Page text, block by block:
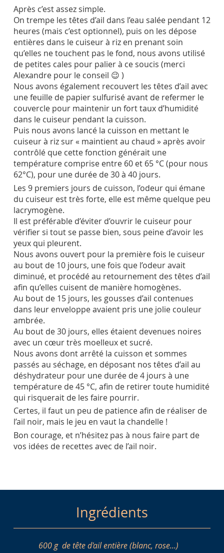
Après c’est assez simple.
On trempe les têtes d’ail dans l’eau salée pendant 12
heures (mais c’est optionnel), puis on les dépose
entières dans le cuiseur à riz en prenant soin
qu’elles ne touchent pas le fond, nous avons utilisé
de petites cales pour palier à ce soucis (merci
Alexandre pour le conseil 😉 )
Nous avons également recouvert les têtes d’ail avec
une feuille de papier sulfurisé avant de refermer le
couvercle pour maintenir un fort taux d’humidité
dans le cuiseur pendant la cuisson.
Puis nous avons lancé la cuisson en mettant le
cuiseur à riz sur « maintient au chaud » après avoir
contrôlé que cette fonction générait une
température comprise entre 60 et 65 °C (pour nous
62°C), pour une durée de 30 à 40 jours.
Les 9 premiers jours de cuisson, l’odeur qui émane
du cuiseur est très forte, elle est même quelque peu
lacrymogène.
Il est préférable d’éviter d’ouvrir le cuiseur pour
vérifier si tout se passe bien, sous peine d’avoir les
yeux qui pleurent.
Nous avons ouvert pour la première fois le cuiseur
au bout de 10 jours, une fois que l’odeur avait
diminué, et procédé au retournement des têtes d’ail
afin qu’elles cuisent de manière homogènes.
Au bout de 15 jours, les gousses d’ail contenues
dans leur enveloppe avaient pris une jolie couleur
ambrée.
Au bout de 30 jours, elles étaient devenues noires
avec un cœur très moelleux et sucré.
Nous avons dont arrêté la cuisson et sommes
passés au séchage, en déposant nos têtes d’ail au
déshydrateur pour une durée de 4 jours à une
température de 45 °C, afin de retirer toute humidité
qui risquerait de les faire pourrir.
Certes, il faut un peu de patience afin de réaliser de
l’ail noir, mais le jeu en vaut la chandelle !
Bon courage, et n’hésitez pas à nous faire part de
vos idées de recettes avec de l’ail noir.
Ingrédients
600 g de tête d'ail entière (blanc, rose...)